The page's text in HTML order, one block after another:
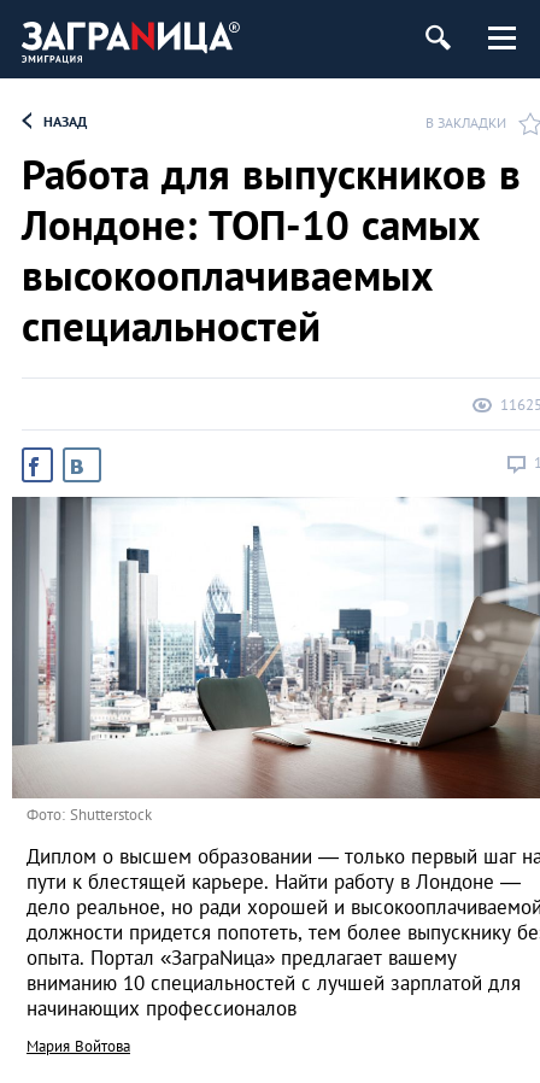
НАЗАД В ЗАКЛАДКИ
Работа для выпускников в
Лондоне: ТОП-10 самых
высокооплачиваемых
специальностей
Фото: Shutterstock
Диплом о высшем образовании ― только первый шаг
пути к блестящей карьере. Найти работу в Лондоне —
дело реальное, но ради хорошей и
должности придется попотеть, тем более выпускнику
опыта. Портал «ЗаграNица» предлагает вашему
вниманию 10 специальностей с лучшей зарплатой для
начинающих профессионалов
Мария Войтова